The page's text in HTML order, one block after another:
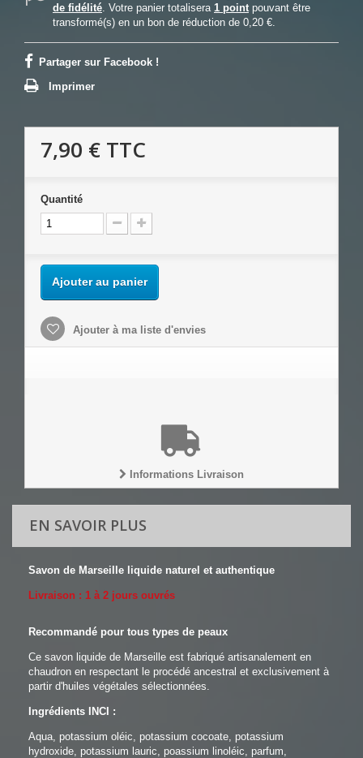
de fidélité. Votre panier totalisera 1 pointpouvant être
transformé(s) en un bon de réduction de 0,20 €.
Partager sur Facebook !
Imprimer
7,90 € TTC
Quantité
Ajouter au panier
Ajouter à ma liste d'envies
Informations Livraison
EN SAVOIR PLUS
Savon de Marseille liquide naturel et authentique
Livraison : 1 à 2 jours ouvrés
Recommandé pour tous types de peaux
Ce savon liquide de Marseille est fabriqué artisanalement en
chaudron en respectant le procédé ancestral et exclusivement à
partir d'huiles végétales sélectionnées.
Ingrédients INCI :
Aqua, potassium oléic, potassium cocoate, potassium
hydroxide, potassium lauric, poassium linoléic, parfum,